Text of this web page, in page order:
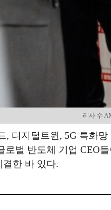
리사 수
, 디지털트윈, 5G 특화
로벌 반도체 기업 CEO
한 바 있다.